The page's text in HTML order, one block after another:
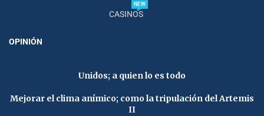
CASINOS
NEW
OPINIÓN
Unidos; a quien lo es todo
Mejorar el clima anímico; como la tripulación del Artemis
II